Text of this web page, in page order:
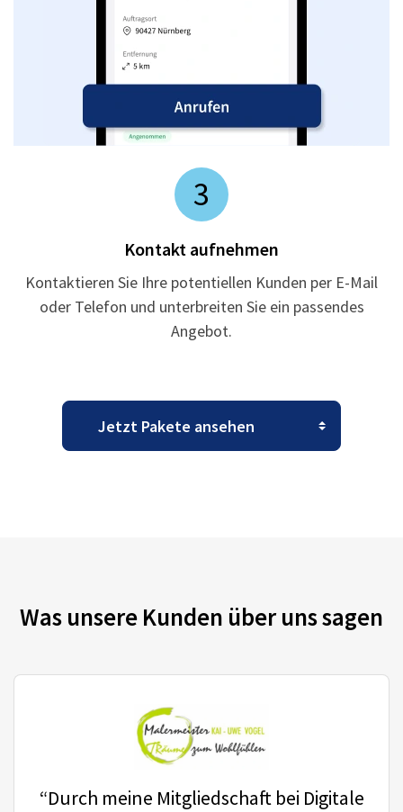
3
Kontakt aufnehmen
Kontaktieren Sie Ihre potentiellen Kunden per E-Mail
oder Telefon und unterbreiten Sie ein passendes
Angebot.
Was unsere Kunden über uns sagen
“Durch meine Mitgliedschaft bei Digitale